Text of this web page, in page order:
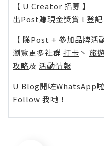
【 U Creator 招募 】
出Post賺現金獎賞 l 登
【 睇Post + 參加品牌活
瀏覽更多社群 打卡 丶 旅
攻略及 活動情報
U Blog開咗WhatsApp啦
Follow 我哋 ！